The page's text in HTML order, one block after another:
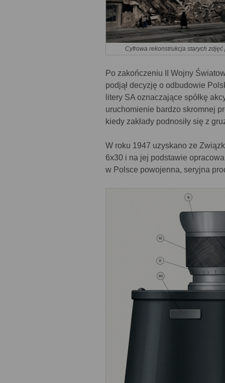
Cyfrowa rekonstrukcja starych
Po zakończeniu II Wojny
podjął decyzję o odbudowie
litery SA oznaczające spółkę
uruchomienie bardzo skromnej
kiedy zakłady podnosiły się z
W roku 1947 uzyskano ze
6x30 i na jej podstawie
w Polsce powojenna, seryjna